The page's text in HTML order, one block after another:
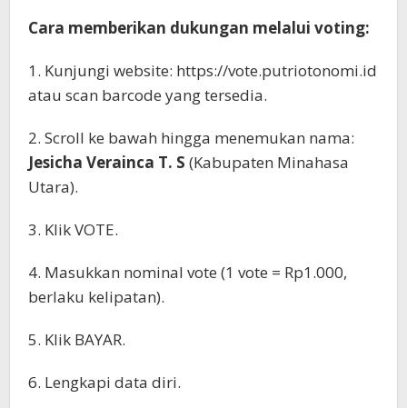
Cara memberikan dukungan melalui voting:
1. Kunjungi website: https://vote.putriotonomi.id
atau scan barcode yang tersedia.
2. Scroll ke bawah hingga menemukan nama:
Jesicha Verainca T. S (Kabupaten Minahasa
Utara).
3. Klik VOTE.
4. Masukkan nominal vote (1 vote = Rp1.000,
berlaku kelipatan).
5. Klik BAYAR.
6. Lengkapi data diri.